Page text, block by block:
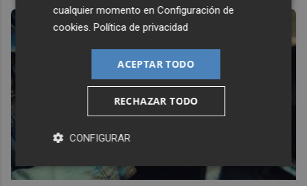
cualquier momento enConfiguración de
cookies.Política de privacidad
ACEPTAR TODO
RECHAZAR TODO
CONFIGURAR